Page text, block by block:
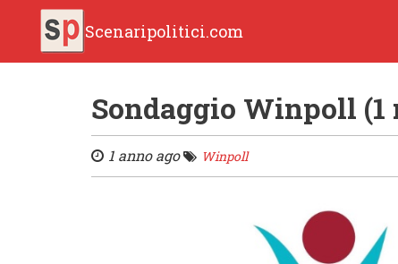
Scenaripolitici.com
Sondaggio Winpoll (1
1 anno ago Winpoll